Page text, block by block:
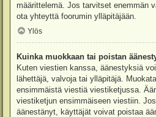
määrittelemä. Jos tarvitset enemmän
ota yhteyttä foorumin ylläpitäjään.
Ylös
Kuinka muokkaan tai poistan
Kuten viestien kanssa, äänestyksiä
lähettäjä, valvoja tai ylläpitäjä.
ensimmäistä viestiä viestiketjussa.
viestiketjun ensimmäiseen viestiin.
äänestänyt, käyttäjät voivat poistaa